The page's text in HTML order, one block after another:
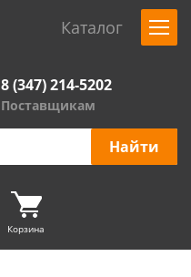
Каталог
8 (347) 214-5202
Поставщикам
Корзина